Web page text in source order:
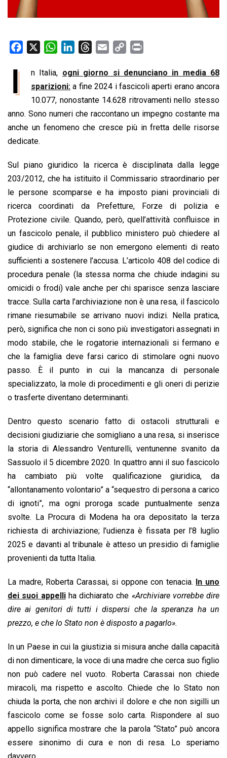
o
o
k
W
a
t
s
A
p
n
k
e
d
I
r
e
a
d
s
i
l
p
y
L
i
n
i
n
t
I n Italia, ogni giorno si denunciano in media 68
sparizioni: a fine 2024 i fascicoli aperti erano ancora
10.077, nonostante 14.628 ritrovamenti nello stesso
anno. Sono numeri che raccontano un impegno costante ma
anche un fenomeno che cresce più in fretta delle risorse
dedicate.
Sul piano giuridico la ricerca è disciplinata dalla legge
203/2012, che ha istituito il Commissario straordinario per
le persone scomparse e ha imposto piani provinciali di
ricerca coordinati da Prefetture, Forze di polizia e
Protezione civile. Quando, però, quell’attività confluisce in
un fascicolo penale, il pubblico ministero può chiedere al
giudice di archiviarlo se non emergono elementi di reato
sufficienti a sostenere l’accusa. L’articolo 408 del codice di
procedura penale (la stessa norma che chiude indagini su
omicidi o frodi) vale anche per chi sparisce senza lasciare
tracce. Sulla carta l’archiviazione non è una resa, il fascicolo
rimane riesumabile se arrivano nuovi indizi. Nella pratica,
però, significa che non ci sono più investigatori assegnati in
modo stabile, che le rogatorie internazionali si fermano e
che la famiglia deve farsi carico di stimolare ogni nuovo
passo. È il punto in cui la mancanza di personale
specializzato, la mole di procedimenti e gli oneri di perizie
o trasferte diventano determinanti.
Dentro questo scenario fatto di ostacoli strutturali e
decisioni giudiziarie che somigliano a una resa, si inserisce
la storia di Alessandro Venturelli, ventunenne svanito da
Sassuolo il 5 dicembre 2020. In quattro anni il suo fascicolo
ha cambiato più volte qualificazione giuridica, da
“allontanamento volontario” a “sequestro di persona a carico
di ignoti”, ma ogni proroga scade puntualmente senza
svolte. La Procura di Modena ha ora depositato la terza
richiesta di archiviazione; l’udienza è fissata per l’8 luglio
2025 e davanti al tribunale è atteso un presidio di famiglie
provenienti da tutta Italia.
La madre, Roberta Carassai, si oppone con tenacia. In uno
dei suoi appelliha dichiarato che «Archiviare vorrebbe dire
dire ai genitori di tutti i dispersi che la speranza ha un
prezzo, e che lo Stato non è disposto a pagarlo».
In un Paese in cui la giustizia si misura anche dalla capacità
di non dimenticare, la voce di una madre che cerca suo figlio
non può cadere nel vuoto. Roberta Carassai non chiede
miracoli, ma rispetto e ascolto. Chiede che lo Stato non
chiuda la porta, che non archivi il dolore e che non sigilli un
fascicolo come se fosse solo carta. Rispondere al suo
appello significa mostrare che la parola “Stato” può ancora
essere sinonimo di cura e non di resa. Lo speriamo